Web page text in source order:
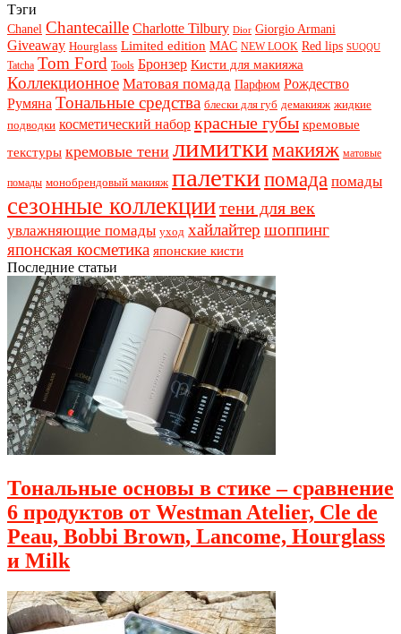
Тэги
Chanel Chantecaille Charlotte Tilbury Dior Giorgio Armani
Giveaway Hourglass Limited edition MAC NEW LOOK Red lips SUQQU
Tatcha Tom Ford Tools Бронзер Кисти для макияжа
Коллекционное Матовая помада Парфюм Рождество
Румяна Тональные средства блески для губ демакияж жидкие
подводки косметический набор красные губы кремовые
текстуры кремовые тени лимиткимакияж матовые
помады монобрендовый макияж палеткипомада помады
сезонные коллекциитени для век
увлажняющие помады уход хайлайтер шоппинг
японская косметика японские кисти
Последние статьи
Тональные основы в стике – сравнение
6 продуктов от Westman Atelier, Cle de
Peau, Bobbi Brown, Lancome, Hourglass
и Milk